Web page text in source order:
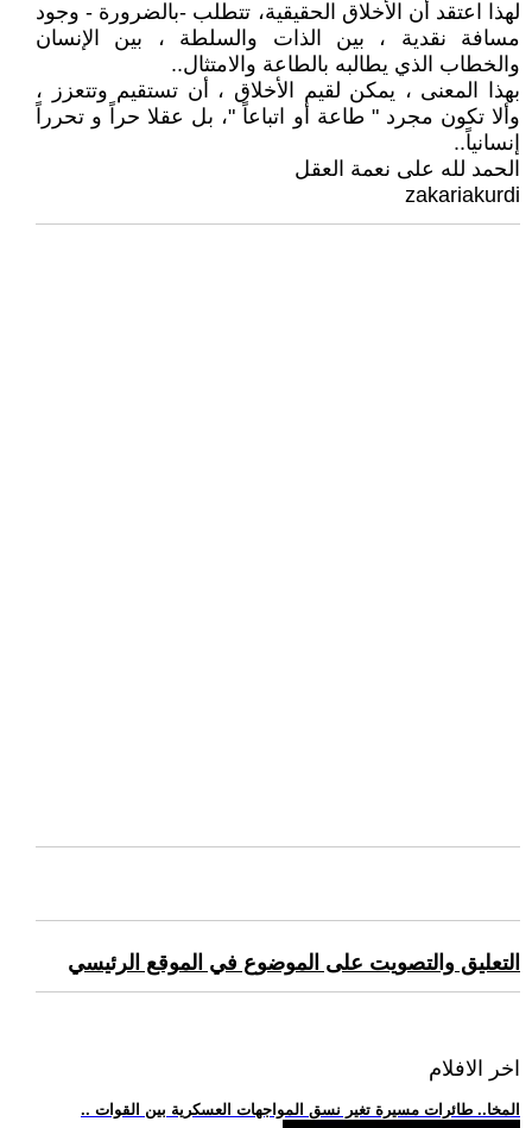
لهذا اعتقد أن الأخلاق الحقيقية، تتطلب -بالضرورة - وجود
مسافة نقدية ، بين الذات والسلطة ، بين الإنسان
والخطاب الذي يطالبه بالطاعة والامتثال..
بهذا المعنى ، يمكن لقيم الأخلاق ، أن تستقيم وتتعزز ،
وألا تكون مجرد " طاعة أو اتباعاً "، بل عقلا حراً و تحرراً
إنسانياً..
الحمد لله على نعمة العقل
zakariakurdi
التعليق والتصويت على الموضوع في الموقع الرئيسي
اخر الافلام
.. المخا.. طائرات مسيرة تغير نسق المواجهات العسكرية بين القوات